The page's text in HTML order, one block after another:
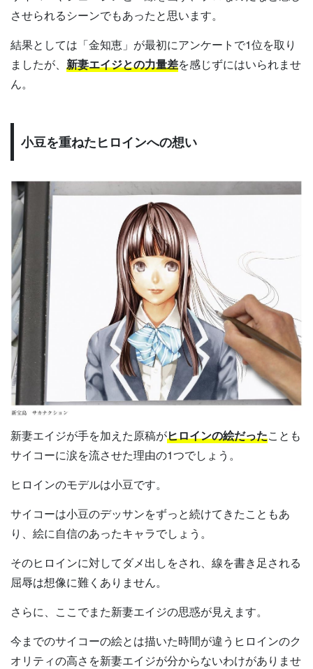
させられるシーンでもあったと思います。
結果としては「金知恵」が最初にアンケートで1位を取り
ましたが、 新妻エイジとの力量差を感じずにはいられませ
ん。
小豆を重ねたヒロインへの想い
新妻エイジが手を加えた原稿がヒロインの絵だったことも
サイコーに涙を流させた理由の1つでしょう。
ヒロインのモデルは小豆です。
サイコーは小豆のデッサンをずっと続けてきたこともあ
り、絵に自信のあったキャラでしょう。
そのヒロインに対してダメ出しをされ、線を書き足される
屈辱は想像に難くありません。
さらに、ここでまた新妻エイジの思惑が見えます。
今までのサイコーの絵とは描いた時間が違うヒロインのク
オリティの高さを新妻エイジが分からないわけがありませ